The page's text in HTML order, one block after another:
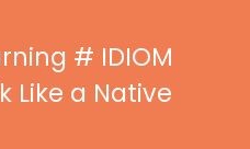
# IDIOM
Like a Native